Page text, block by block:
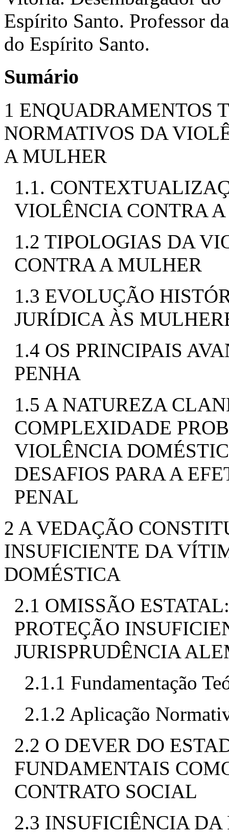
Espírito Santo. Professor
do Espírito Santo.
Sumário
1 ENQUADRAMENTOS
NORMATIVOS DA
A MULHER
1.1.
VIOLÊNCIA CONTRA
1.2 TIPOLOGIAS DA
CONTRA A MULHER
1.3 EVOLUÇÃO
JURÍDICA ÀS
1.4 OS PRINCIPAIS
PENHA
1.5 A NATUREZA
COMPLEXIDADE
VIOLÊNCIA
DESAFIOS PARA A
PENAL
2 A VEDAÇÃO
INSUFICIENTE DA
DOMÉSTICA
2.1 OMISSÃO
PROTEÇÃO
JURISPRUDÊNCIA
2.1.1 Fundamentação
2.1.2 Aplicação
2.2 O DEVER DO
FUNDAMENTAIS
CONTRATO SOCIAL
2.3 INSUFICIÊNCIA DA